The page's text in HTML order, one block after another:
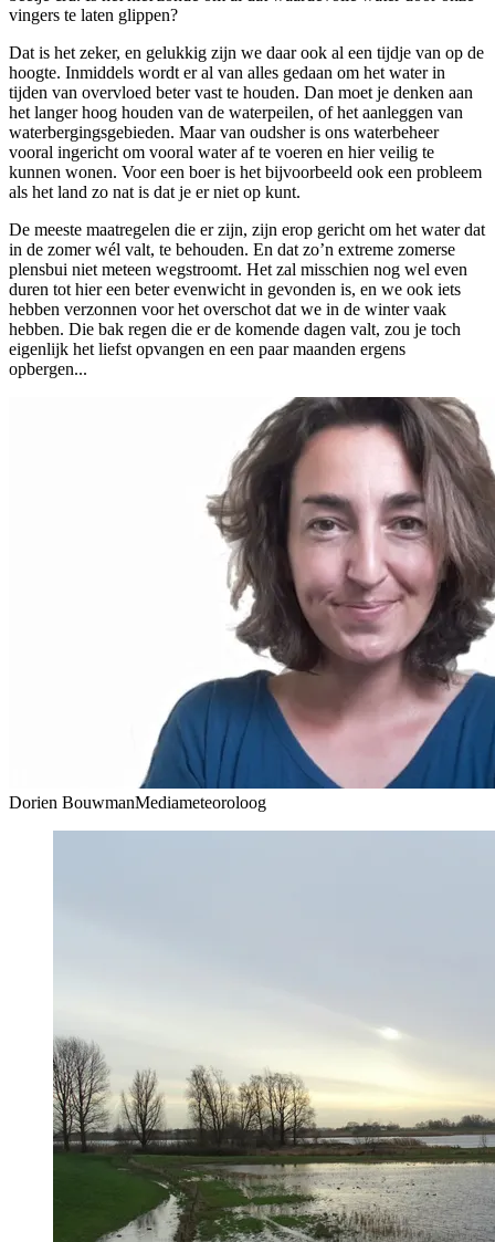
vingers te laten glippen?
Dat is het zeker, en gelukkig zijn we daar ook al een tijdje van op de
hoogte. Inmiddels wordt er al van alles gedaan om het water in
tijden van overvloed beter vast te houden. Dan moet je denken aan
het langer hoog houden van de waterpeilen, of het aanleggen van
waterbergingsgebieden. Maar van oudsher is ons waterbeheer
vooral ingericht om vooral water af te voeren en hier veilig te
kunnen wonen. Voor een boer is het bijvoorbeeld ook een probleem
als het land zo nat is dat je er niet op kunt.
De meeste maatregelen die er zijn, zijn erop gericht om het water dat
in de zomer wél valt, te behouden. En dat zo’n extreme zomerse
plensbui niet meteen wegstroomt. Het zal misschien nog wel even
duren tot hier een beter evenwicht in gevonden is, en we ook iets
hebben verzonnen voor het overschot dat we in de winter vaak
hebben. Die bak regen die er de komende dagen valt, zou je toch
eigenlijk het liefst opvangen en een paar maanden ergens
opbergen...
Dorien BouwmanMediameteoroloog